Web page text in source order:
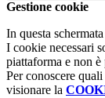
Gestione cookie
In questa
I cookie necessari
piattaforma e non
Per conoscere
visionare la